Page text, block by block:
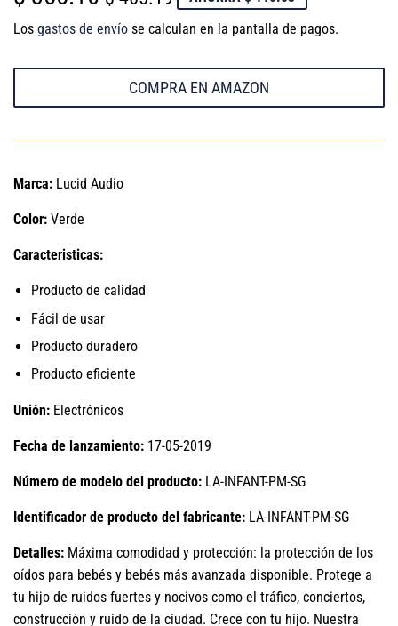
HABITUAL
465.19
DE
VENTA
355.16
Los gastos de envío se calculan en la pantalla de pagos.
COMPRA EN AMAZON
Marca: Lucid Audio
Color: Verde
Caracteristicas:
Producto de calidad
Fácil de usar
Producto duradero
Producto eficiente
Unión: Electrónicos
Fecha de lanzamiento: 17-05-2019
Número de modelo del producto: LA-INFANT-PM-SG
Identificador de producto del fabricante: LA-INFANT-PM-SG
Detalles: Máxima comodidad y protección: la protección de los
oídos para bebés y bebés más avanzada disponible. Protege a
tu hijo de ruidos fuertes y nocivos como el tráfico, conciertos,
construcción y ruido de la ciudad. Crece con tu hijo. Nuestra